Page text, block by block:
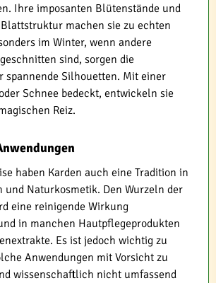
Ihre imposanten Blütenstände und
machen sie zu echten
im Winter, wenn andere
sind, sorgen die
spannende Silhouetten. Mit einer
Schnee bedeckt, entwickeln sie
Reiz.
haben Karden auch eine Tradition in
und Naturkosmetik. Den Wurzeln der
eine reinigende Wirkung
in manchen Hautpflegeprodukten
Es ist jedoch wichtig zu
Anwendungen mit Vorsicht zu
wissenschaftlich nicht umfassend